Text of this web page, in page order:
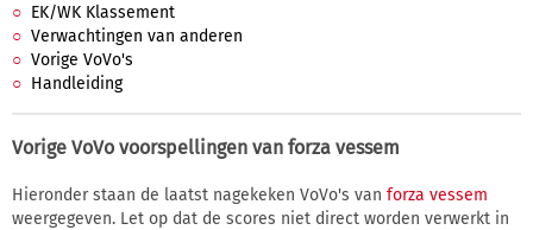
EK/WK Klassement
Verwachtingen van anderen
Vorige VoVo's
Handleiding
Vorige VoVo voorspellingen van forza vessem
Hieronder staan de laatst nagekeken VoVo's van forza vessem
weergegeven. Let op dat de scores niet direct worden verwerkt in